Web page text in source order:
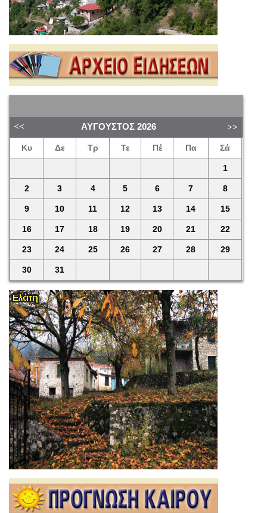
ΑΎΓΟΥΣΤΟΣ 2026
Κυ Δε Τρ Τε Πέ Πα Σά
1
2 3 4 5 6 7 8
9 10 11 12 13 14 15
16 17 18 19 20 21 22
23 24 25 26 27 28 29
30 31